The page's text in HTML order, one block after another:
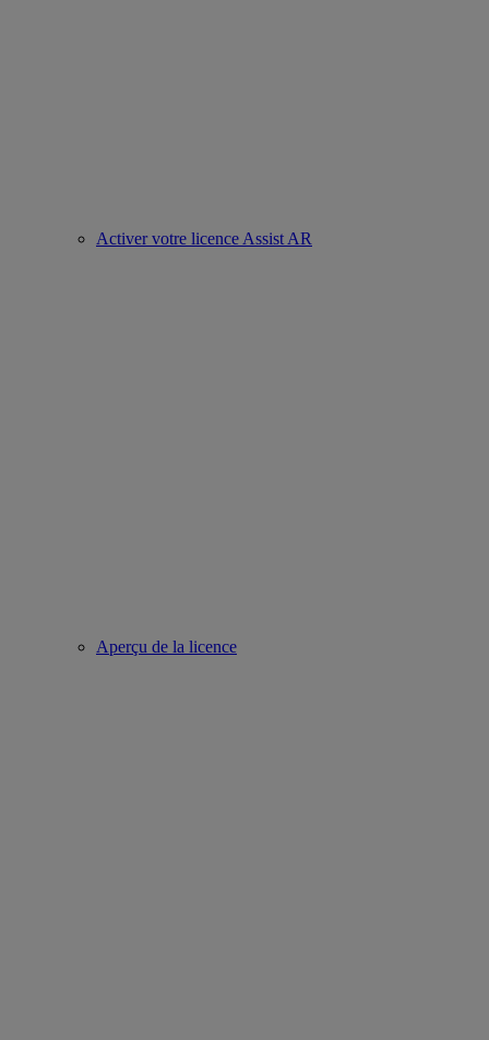
Activer votre licence Assist AR
Aperçu de la licence